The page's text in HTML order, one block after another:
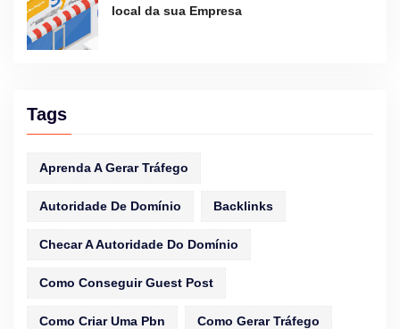
local da sua Empresa
Tags
Aprenda A Gerar Tráfego
Autoridade De Domínio Backlinks
Checar A Autoridade Do Domínio
Como Conseguir Guest Post
Como Criar Uma Pbn Como Gerar Tráfego